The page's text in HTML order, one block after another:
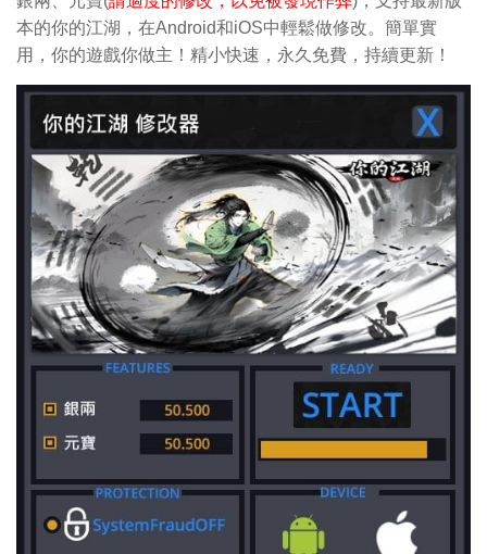
本的你的江湖，在Android和iOS中輕鬆做修改。簡單實
用，你的遊戲你做主！精小快速，永久免費，持續更新！